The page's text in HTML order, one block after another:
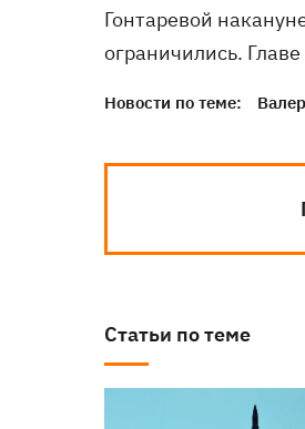
Гонтаревой
ограничились.
Новости по теме:
Статьи по теме